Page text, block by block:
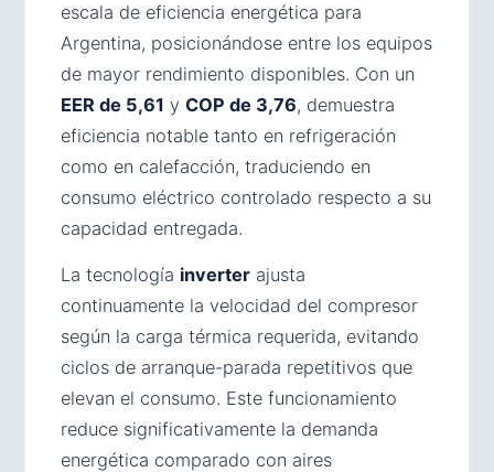
escala de eficiencia energética para
Argentina, posicionándose entre los equipos
de mayor rendimiento disponibles. Con un
EER de 5,61 y COP de 3,76, demuestra
eficiencia notable tanto en refrigeración
como en calefacción, traduciendo en
consumo eléctrico controlado respecto a su
capacidad entregada.
La tecnología inverter ajusta
continuamente la velocidad del compresor
según la carga térmica requerida, evitando
ciclos de arranque-parada repetitivos que
elevan el consumo. Este funcionamiento
reduce significativamente la demanda
energética comparado con aires